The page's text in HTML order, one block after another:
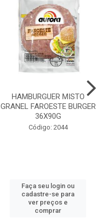
HAMBURGUER MISTO
GRANEL FAROESTE BURGER
36X90G
Código: 2044
Faça seu login ou
cadastre-se para
ver preços e
comprar